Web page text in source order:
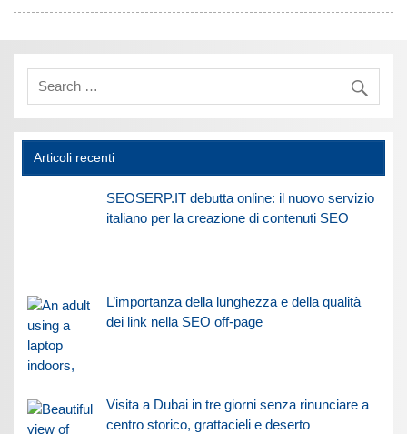
Articoli recenti
SEOSERP.IT debutta online: il nuovo servizio
italiano per la creazione di contenuti SEO
L’importanza della lunghezza e della qualità
dei link nella SEO off-page
Visita a Dubai in tre giorni senza rinunciare a
centro storico, grattacieli e deserto